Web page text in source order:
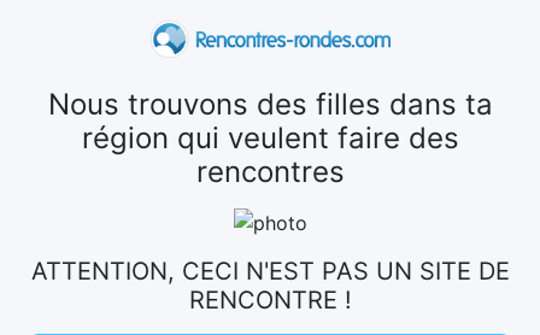
Nous trouvons des filles dans ta
région qui veulent faire des
rencontres
ATTENTION, CECI N'EST PAS UN SITE DE
RENCONTRE !